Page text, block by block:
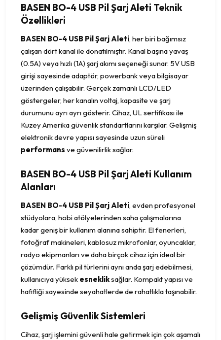
BASEN BO-4 USB Pil Şarj Aleti Teknik
Özellikleri
BASEN BO-4 USB Pil Şarj Aleti, her biri bağımsız
çalışan dört kanal ile donatılmıştır. Kanal başına yavaş
(0.5A) veya hızlı (1A) şarj akımı seçeneği sunar. 5V USB
girişi sayesinde adaptör, powerbank veya bilgisayar
üzerinden çalışabilir. Gerçek zamanlı LCD/LED
göstergeler, her kanalın voltaj, kapasite ve şarj
durumunu ayrı ayrı gösterir. Cihaz, UL sertifikası ile
Kuzey Amerika güvenlik standartlarını karşılar. Gelişmiş
elektronik devre yapısı sayesinde uzun süreli
performans ve güvenilirlik sağlar.
BASEN BO-4 USB Pil Şarj Aleti Kullanım
Alanları
BASEN BO-4 USB Pil Şarj Aleti, evden profesyonel
stüdyolara, hobi atölyelerinden saha çalışmalarına
kadar geniş bir kullanım alanına sahiptir. El fenerleri,
fotoğraf makineleri, kablosuz mikrofonlar, oyuncaklar,
radyo ekipmanları ve daha birçok cihaz için ideal bir
çözümdür. Farklı pil türlerini aynı anda şarj edebilmesi,
kullanıcıya yüksek esnekliksağlar. Kompakt yapısı ve
hafifliği sayesinde seyahatlerde de rahatlıkla taşınabilir.
Gelişmiş Güvenlik Sistemleri
Cihaz, şarj işlemini güvenli hale getirmek için çok aşamalı